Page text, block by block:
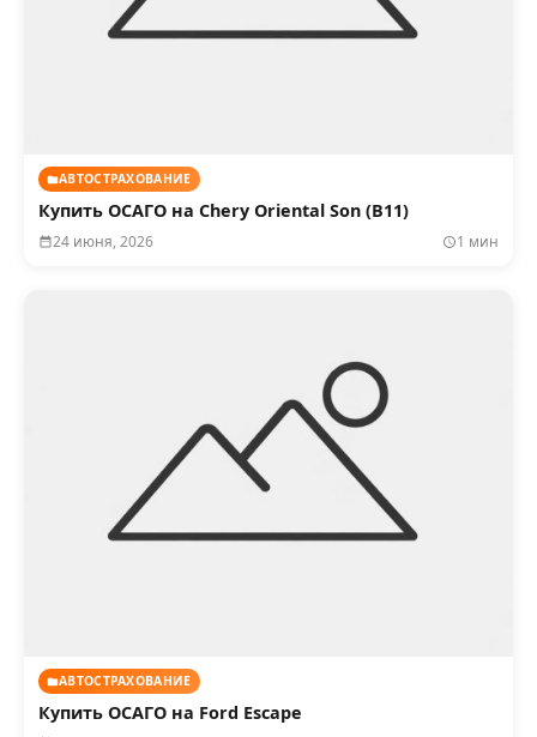
АВТОСТРАХОВАНИЕ
Купить ОСАГО на Chery Oriental Son (B11)
24 июня, 2026 1 мин
АВТОСТРАХОВАНИЕ
Купить ОСАГО на Ford Escape